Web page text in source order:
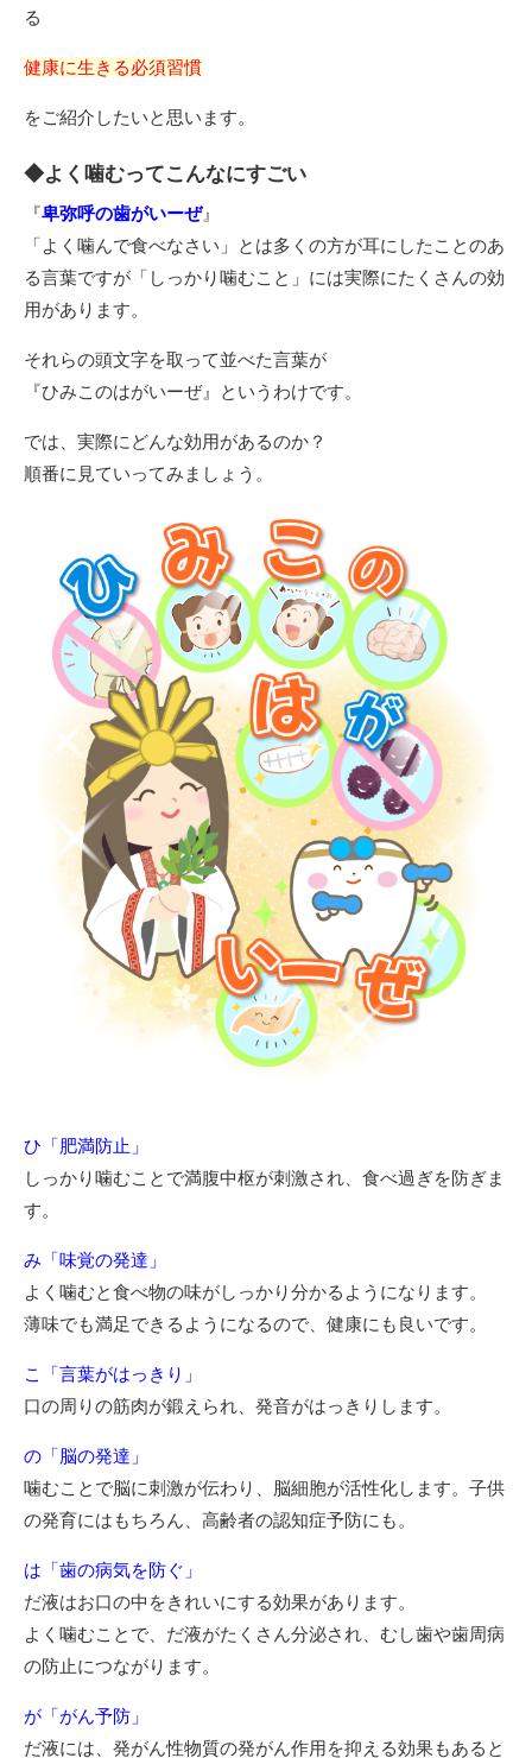
る
健康に生きる必須習慣
をご紹介したいと思います。
◆よく噛むってこんなにすごい
『卑弥呼の歯がいーぜ』
「よく噛んで食べなさい」とは多くの方が耳にしたことのあ
る言葉ですが「しっかり噛むこと」には実際にたくさんの効
用があります。
それらの頭文字を取って並べた言葉が
『ひみこのはがいーぜ』というわけです。
では、実際にどんな効用があるのか？
順番に見ていってみましょう。
ひ「肥満防止」
しっかり噛むことで満腹中枢が刺激され、食べ過ぎを防ぎま
す。
み「味覚の発達」
よく噛むと食べ物の味がしっかり分かるようになります。
薄味でも満足できるようになるので、健康にも良いです。
こ「言葉がはっきり」
口の周りの筋肉が鍛えられ、発音がはっきりします。
の「脳の発達」
噛むことで脳に刺激が伝わり、脳細胞が活性化します。子供
の発育にはもちろん、高齢者の認知症予防にも。
は「歯の病気を防ぐ」
だ液はお口の中をきれいにする効果があります。
よく噛むことで、だ液がたくさん分泌され、むし歯や歯周病
の防止につながります。
が「がん予防」
だ液には、発がん性物質の発がん作用を抑える効果もあると